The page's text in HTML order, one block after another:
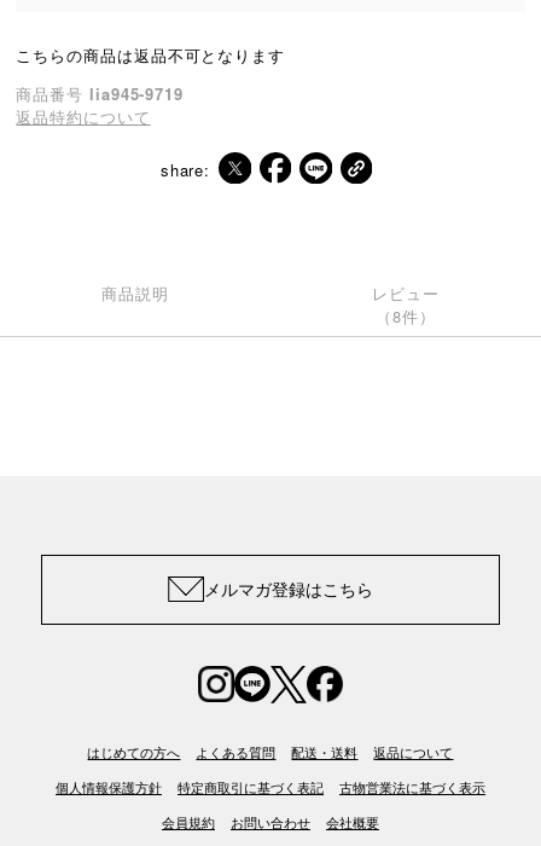
こちらの商品は返品不可となります
商品番号 lia945-9719
返品特約について
share:
商品説明
レビュー
（8件）
メルマガ登録はこちら
はじめての方へ よくある質問 配送・送料 返品について
個人情報保護方針 特定商取引に基づく表記 古物営業法に基づく表示
会員規約 お問い合わせ 会社概要